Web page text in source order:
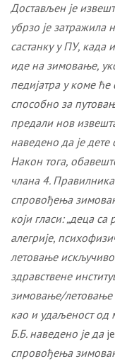
Достављен је
убрзо је затражила
састанку у ПУ, када
иде на зимовање,
педијатра у коме ће
способно за
предали нов
наведено да је дете
Након тога,
члана 4.
спровођења
који гласи: „деца
алегрије,
летовање
здравствене
зимовање/летовање
као и удаљеност од
Б.Б. наведено је да је
спровођења